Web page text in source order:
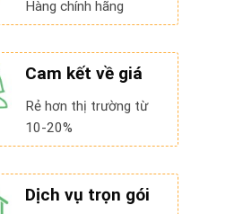
Hàng chính hãng
Cam kết về giá
Rẻ hơn thị trường từ
10-20%
Dịch vụ trọn gói